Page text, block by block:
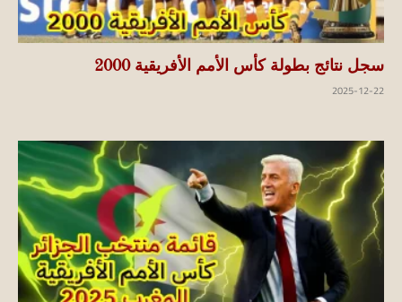
سجل نتائج بطولة كأس الأمم الأفريقية 2000
2025-12-22